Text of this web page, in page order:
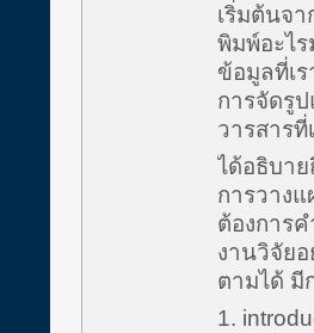
เริ่มต้นจ
พิมพ์อะไร
ข้อมูลที่เ
การจัดรู
วารสาร
ได้อธิบา
การวาง
ต้องการ
งานวิจัย
ตามได้ มี
1.